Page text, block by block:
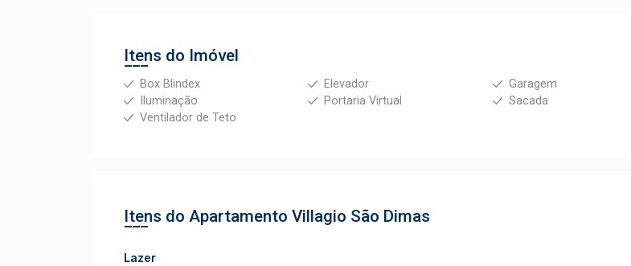
Itens do Imóvel
Box Blindex Elevador
Garagem
Iluminação
Portaria Virtual
Sacada
Ventilador de Teto
Itens do Apartamento Villagio São Dimas
Lazer